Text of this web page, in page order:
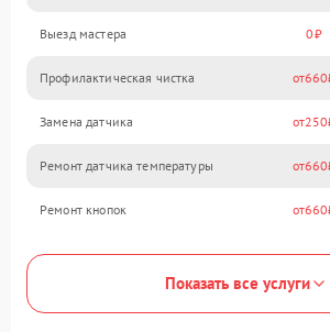
Выезд мастера 0
Профилактическая чистка 660
Замена датчика 250
Ремонт датчика температуры 660
Ремонт кнопок 660
Показать все услуги